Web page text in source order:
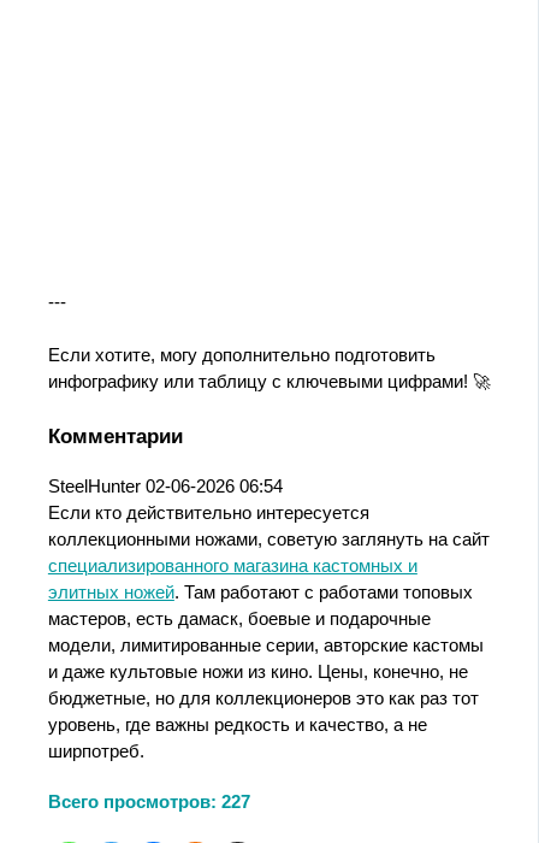
---
Если хотите, могу дополнительно подготовить
инфографику или таблицу с ключевыми цифрами! 🚀
Комментарии
SteelHunter 02-06-2026 06:54
Если кто действительно интересуется
коллекционными ножами, советую заглянуть на сайт
специализированного магазина кастомных и
элитных ножей. Там работают с работами топовых
мастеров, есть дамаск, боевые и подарочные
модели, лимитированные серии, авторские кастомы
и даже культовые ножи из кино. Цены, конечно, не
бюджетные, но для коллекционеров это как раз тот
уровень, где важны редкость и качество, а не
ширпотреб.
Всего просмотров: 227